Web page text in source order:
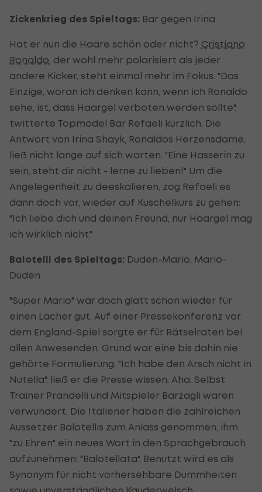
Zickenkrieg des Spieltags: Bar gegen Irina
Hat er nun die Haare schön oder nicht? Cristiano
Ronaldo , der wohl mehr polarisiert als jeder
andere Kicker, steht einmal mehr im Fokus. "Das
Einzige, woran ich denken kann, wenn ich Ronaldo
sehe, ist, dass Haargel verboten werden sollte",
twitterte Topmodel Bar Refaeli kürzlich. Die
Antwort von Irina Shayk, Ronaldos Herzensdame,
ließ nicht lange auf sich warten. "Eine Hasserin zu
sein, steht dir nicht - lerne zu lieben!" Um die
Angelegenheit zu deeskalieren, zog Refaeli es
dann doch vor, wieder auf Kuschelkurs zu gehen:
"Ich liebe dich und deinen Freund, nur Haargel mag
ich wirklich nicht."
Balotelli des Spieltags: Duden-Mario, Mario-
Duden
"Super Mario" war doch glatt schon wieder für
einen Lacher gut. Auf einer Pressekonferenz vor
dem England-Spiel sorgte er für Rätselraten bei
allen Anwesenden. Grund war eine bis dahin nie
gehörte Formulierung. "Ich habe den Arsch nicht in
Nutella", ließ er die Presse wissen. Aha. Selbst
Trainer Prandelli und Mitspieler Barzagli waren
verwundert. Die Italiener haben die zahlreichen
Aussetzer Balotellis zum Anlass genommen, ihm
"zu Ehren" ein neues Wort in den Sprachgebrauch
aufzunehmen: "Balotellata". Benutzt wird es als
Synonym für nicht vorhersehbare Dummheiten